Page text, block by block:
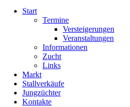
Start
Termine
Versteigerungen
Veranstaltungen
Informationen
Zucht
Links
Markt
Stallverkäufe
Jungzüchter
Kontakte